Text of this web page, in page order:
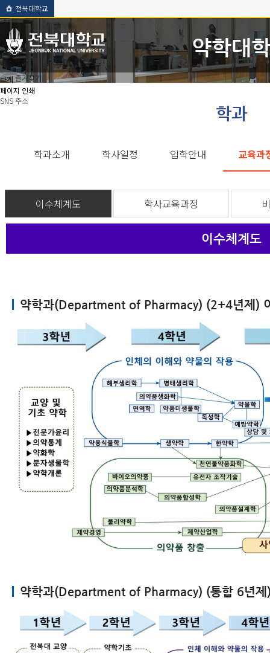
전북대학교
약학대
크게즐겨찾기
페이지 인쇄
SNS 주소
-->
학과
학과소개 학사일정 입학안내 교육과
이수체계도 학사교육과정
이수체계도
약학과(Department of Pharmacy) (2+4년제)
약학과(Department of Pharmacy) (통합 6년제